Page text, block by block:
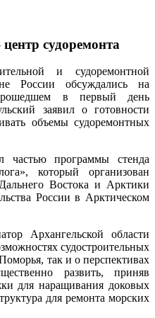
судоремонта
и судоремонтной
России обсуждались на
в первый день
заявил о готовности
объемы судоремонтных
частью программы стенда
который организован
Востока и Арктики
России в Арктическом
Архангельской области
судостроительных
так и о перспективах
развить, приняв
для наращивания доковых
для ремонта морских